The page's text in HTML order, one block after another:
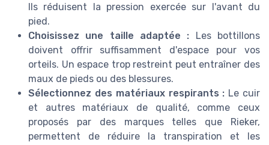
Ils réduisent la pression exercée sur l'avant du
pied.
Choisissez une taille adaptée : Les bottillons
doivent offrir suffisamment d'espace pour vos
orteils. Un espace trop restreint peut entraîner des
maux de pieds ou des blessures.
Sélectionnez des matériaux respirants : Le cuir
et autres matériaux de qualité, comme ceux
proposés par des marques telles que Rieker,
permettent de réduire la transpiration et les